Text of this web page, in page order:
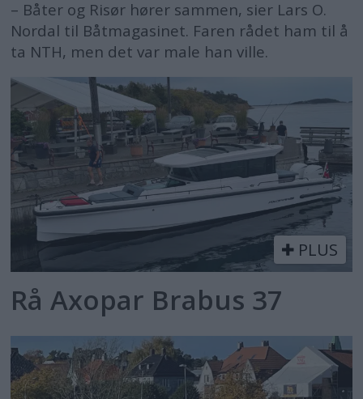
– Båter og Risør hører sammen, sier Lars O.
Nordal til Båtmagasinet. Faren rådet ham til å
ta NTH, men det var male han ville.
PLUS
Rå Axopar Brabus 37